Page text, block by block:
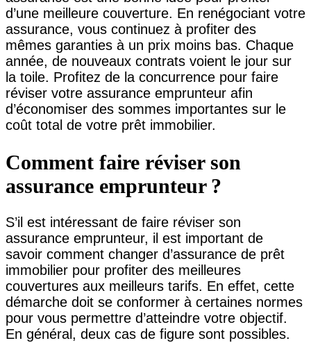
d’une meilleure couverture. En renégociant votre
assurance, vous continuez à profiter des
mêmes garanties à un prix moins bas. Chaque
année, de nouveaux contrats voient le jour sur
la toile. Profitez de la concurrence pour faire
réviser votre assurance emprunteur afin
d’économiser des sommes importantes sur le
coût total de votre prêt immobilier.
Comment faire réviser son
assurance emprunteur ?
S’il est intéressant de faire réviser son
assurance emprunteur, il est important de
savoir comment changer d’assurance de prêt
immobilier pour profiter des meilleures
couvertures aux meilleurs tarifs. En effet, cette
démarche doit se conformer à certaines normes
pour vous permettre d’atteindre votre objectif.
En général, deux cas de figure sont possibles.